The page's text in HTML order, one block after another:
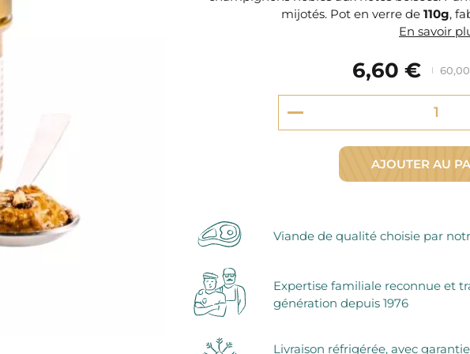
Fromager
Découvrez notre
et préparations pour dessert
chauds
mijotés. Pot en verre de 110g,
En savoir
6,60 €
AJOUTER AU
Viande de qualité choisie par
Expertise familiale reconnue et
génération depuis 1976
Livraison réfrigérée, avec